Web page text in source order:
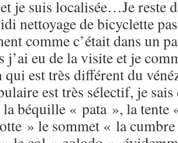
je suis localisée…Je reste
nettoyage de bicyclette
comme c’était dans un
j’ai eu de la visite et je
est très différent du
est très sélectif, je
béquille « pata », la tente
» le sommet « la